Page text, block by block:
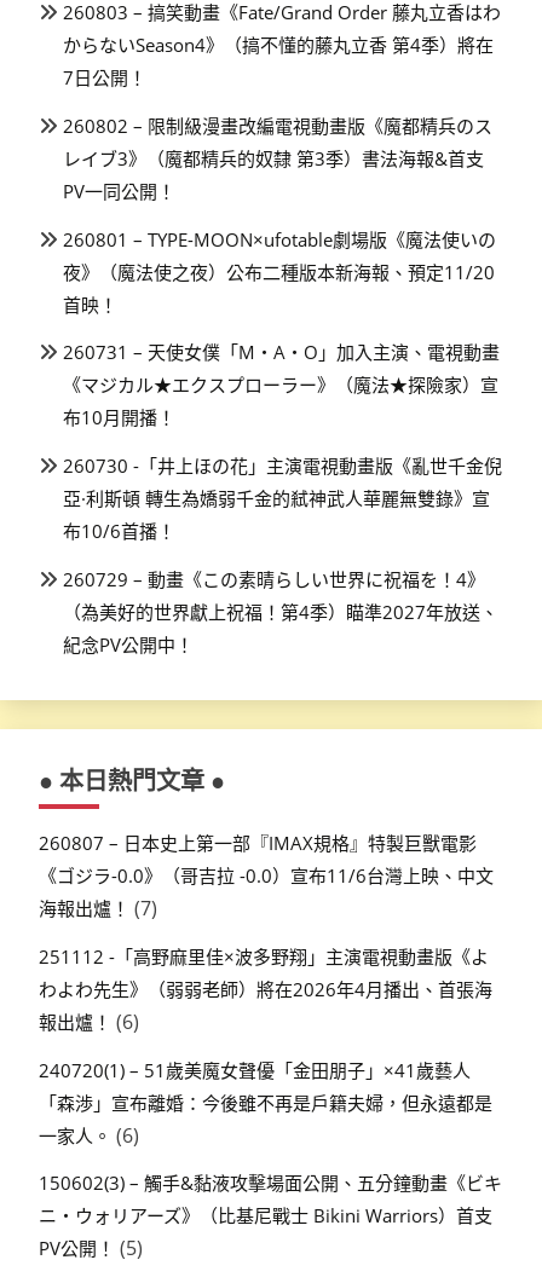
260803 – 搞笑動畫《Fate/Grand Order 藤丸立香はわ
からないSeason4》（搞不懂的藤丸立香 第4季）將在
7日公開！
260802 – 限制級漫畫改編電視動畫版《魔都精兵のス
レイブ3》（魔都精兵的奴隸 第3季）書法海報&首支
PV一同公開！
260801 – TYPE-MOON×ufotable劇場版《魔法使いの
夜》（魔法使之夜）公布二種版本新海報、預定11/20
首映！
260731 – 天使女僕「M・A・O」加入主演、電視動畫
《マジカル★エクスプローラー》（魔法★探險家）宣
布10月開播！
260730 -「井上ほの花」主演電視動畫版《亂世千金倪
亞·利斯頓 轉生為嬌弱千金的弒神武人華麗無雙錄》宣
布10/6首播！
260729 – 動畫《この素晴らしい世界に祝福を！4》
（為美好的世界獻上祝福！第4季）瞄準2027年放送、
紀念PV公開中！
● 本日熱門文章 ●
260807 – 日本史上第一部『IMAX規格』特製巨獸電影
《ゴジラ-0.0》（哥吉拉 -0.0）宣布11/6台灣上映、中文
海報出爐！ (7)
251112 -「高野麻里佳×波多野翔」主演電視動畫版《よ
わよわ先生》（弱弱老師）將在2026年4月播出、首張海
報出爐！ (6)
240720(1) – 51歲美魔女聲優「金田朋子」×41歲藝人
「森渉」宣布離婚：今後雖不再是戶籍夫婦，但永遠都是
一家人。 (6)
150602(3) – 觸手&黏液攻擊場面公開、五分鐘動畫《ビキ
ニ・ウォリアーズ》（比基尼戰士 Bikini Warriors）首支
PV公開！ (5)